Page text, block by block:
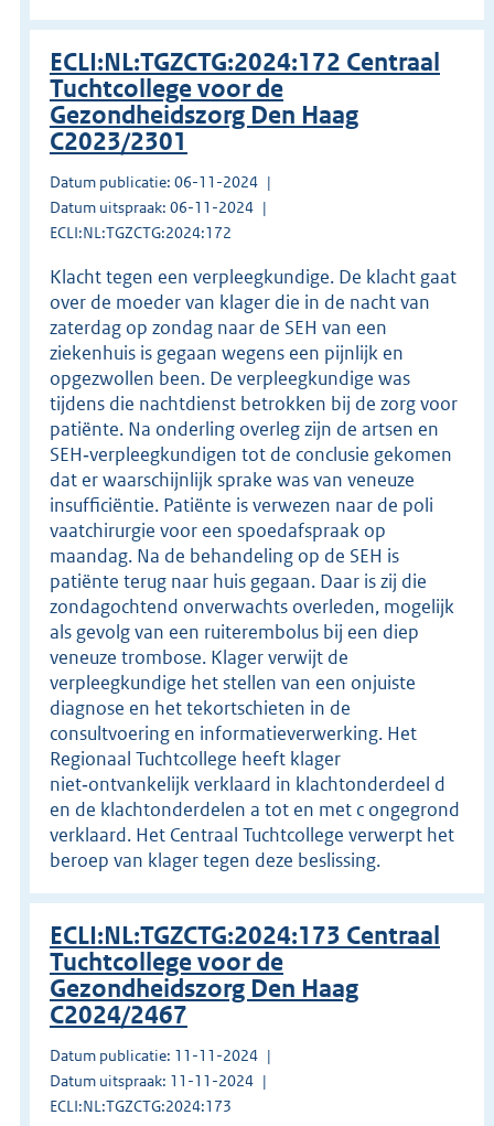
ECLI:NL:TGZCTG:2024:172 Centraal
Tuchtcollege voor de
Gezondheidszorg Den Haag
C2023/2301
Datum publicatie: 06-11-2024
Datum uitspraak: 06-11-2024
ECLI:NL:TGZCTG:2024:172
Klacht tegen een verpleegkundige. De klacht gaat
over de moeder van klager die in de nacht van
zaterdag op zondag naar de SEH van een
ziekenhuis is gegaan wegens een pijnlijk en
opgezwollen been. De verpleegkundige was
tijdens die nachtdienst betrokken bij de zorg voor
patiënte. Na onderling overleg zijn de artsen en
SEH‑verpleegkundigen tot de conclusie gekomen
dat er waarschijnlijk sprake was van veneuze
insufficiëntie. Patiënte is verwezen naar de poli
vaatchirurgie voor een spoedafspraak op
maandag. Na de behandeling op de SEH is
patiënte terug naar huis gegaan. Daar is zij die
zondagochtend onverwachts overleden, mogelijk
als gevolg van een ruiterembolus bij een diep
veneuze trombose. Klager verwijt de
verpleegkundige het stellen van een onjuiste
diagnose en het tekortschieten in de
consultvoering en informatieverwerking. Het
Regionaal Tuchtcollege heeft klager
niet‑ontvankelijk verklaard in klachtonderdeel d
en de klachtonderdelen a tot en met c ongegrond
verklaard. Het Centraal Tuchtcollege verwerpt het
beroep van klager tegen deze beslissing.
ECLI:NL:TGZCTG:2024:173 Centraal
Tuchtcollege voor de
Gezondheidszorg Den Haag
C2024/2467
Datum publicatie: 11-11-2024
Datum uitspraak: 11-11-2024
ECLI:NL:TGZCTG:2024:173